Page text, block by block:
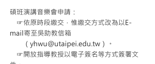
碩班演講音樂會申請：
☞依原時段繳交，惟繳交方式改為以E-
mail寄至吳助教信箱
（ yhwu@utaipei.edu.tw ）。
☞開放指導教授以電子簽名等方式簽署文